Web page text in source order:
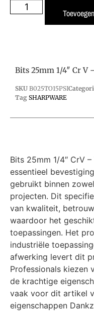
Bits 25mm 1/4″ Cr V
SKU B025TO15PSI
Tag SHARPWARE
Bits 25mm 1/4″ CrV
essentieel
gebruikt binnen
projecten. Dit
van kwaliteit,
waardoor het
toepassingen. Het
industriële
afwerking levert dit
Professionals kiezen
de krachtige
vaak voor dit artikel
eigenschappen